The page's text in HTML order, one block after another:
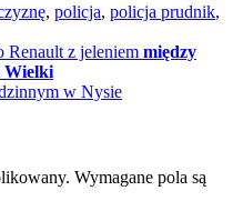
, policja, policja prudnik,
Renault z jeleniem między
Wielki
w Nysie
Wymagane pola są